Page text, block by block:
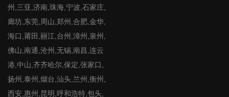
州,三亚,济南,珠海,宁波,石家庄,
廊坊,东莞,周山,郑州,合肥,金华,
海口,莆田,丽江,台州,漳州,泉州,
佛山,南通,沧州,无锡,南昌,连云
港,中山,齐齐哈尔,保定,张家口,
扬州,泰州,烟台,汕头,兰州,衡州,
西安,惠州,昆明,呼和浩特,包头,